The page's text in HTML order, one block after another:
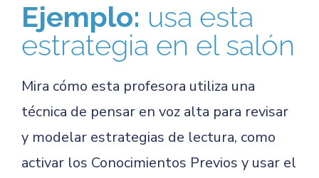
Ejemplo: usa esta
estrategia en el salón
Mira cómo esta profesora utiliza una
técnica de pensar en voz alta para revisar
y modelar estrategias de lectura, como
activar los Conocimientos Previos y usar el